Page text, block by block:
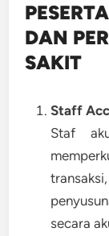
DAN
SAKIT
Staff
Staf
secara